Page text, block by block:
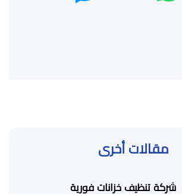
مقالات أخرى
شركة تنظيف خزانات فورية